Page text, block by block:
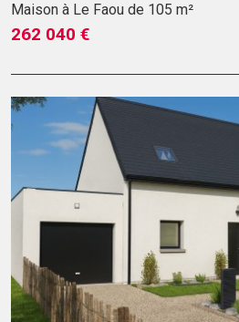
Maison à Le Faou de 105 m²
262 040 €